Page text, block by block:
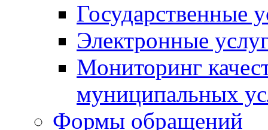
Государственные
Электронные
Мониторинг
муниципальных
Формы обращений